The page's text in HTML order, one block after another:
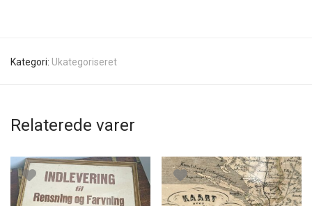
Kategori: Ukategoriseret
Relaterede varer